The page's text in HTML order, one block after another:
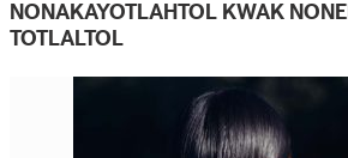
NONAKAYOTLAHTOL KWAK
TOTLALTOL